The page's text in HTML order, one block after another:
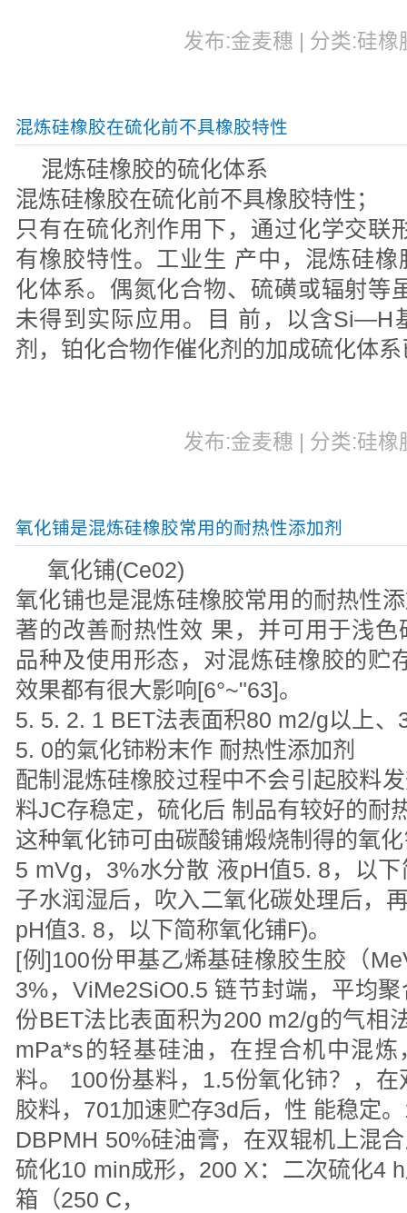
发布:金麦穗 | 分类:硅
混炼硅橡胶在硫化前不具橡胶特性
混炼硅橡胶的硫化体系
混炼硅橡胶在硫化前不具橡胶特性；
只有在硫化剂作用下，通过化学交联
有橡胶特性。工业生 产中，混炼硅
化体系。偶氮化合物、硫磺或辐射等
未得到实际应用。目 前，以含Si—H
剂，铂化合物作催化剂的加成硫化体
发布:金麦穗 | 分类:硅
氧化铺是混炼硅橡胶常用的耐热性添加剂
氧化铺(Ce02)
氧化铺也是混炼硅橡胶常用的耐热性
著的改善耐热性效 果，并可用于浅
品种及使用形态，对混炼硅橡胶的贮
效果都有很大影响[6°~"63]。
5. 5. 2. 1 BET法表面积80 m2/g以上
5. 0的氣化铈粉末作 耐热性添加剂
配制混炼硅橡胶过程中不会引起胶料
料JC存稳定，硫化后 制品有较好的耐
这种氧化铈可由碳酸铺煅烧制得的氧
5 mVg，3%水分散 液pH值5. 8，以
子水润湿后，吹入二氧化碳处理后，
pH值3. 8，以下简称氧化铺F)。
[例]100份甲基乙烯基硅橡胶生胶（
3%，ViMe2SiO0.5 链节封端，平均
份BET法比表面积为200 m2/g的气相
mPa*s的轻基硅油，在捏合机中混
料。 100份基料，1.5份氧化铈？，
胶料，701加速贮存3d后，性 能稳定
DBPMH 50%硅油膏，在双辊机上混
硫化10 min成形，200 X：二次硫化4
箱（250 C，